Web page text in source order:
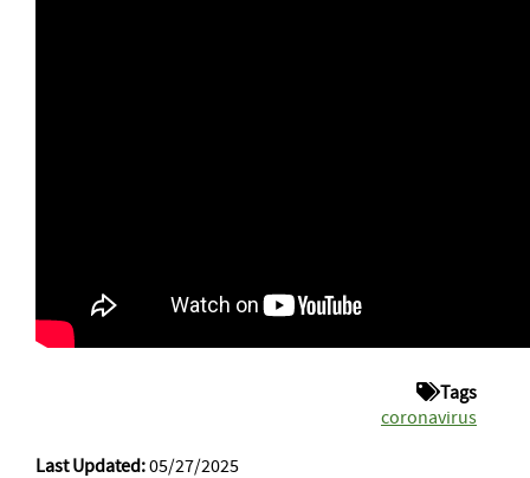
Tags
coronavirus
Last Updated:05/27/2025